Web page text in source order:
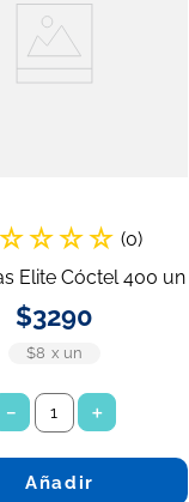
☆☆☆☆ (0)
Elite Cóctel 400 un
$3290
$8 x un
＋
－
Añadir